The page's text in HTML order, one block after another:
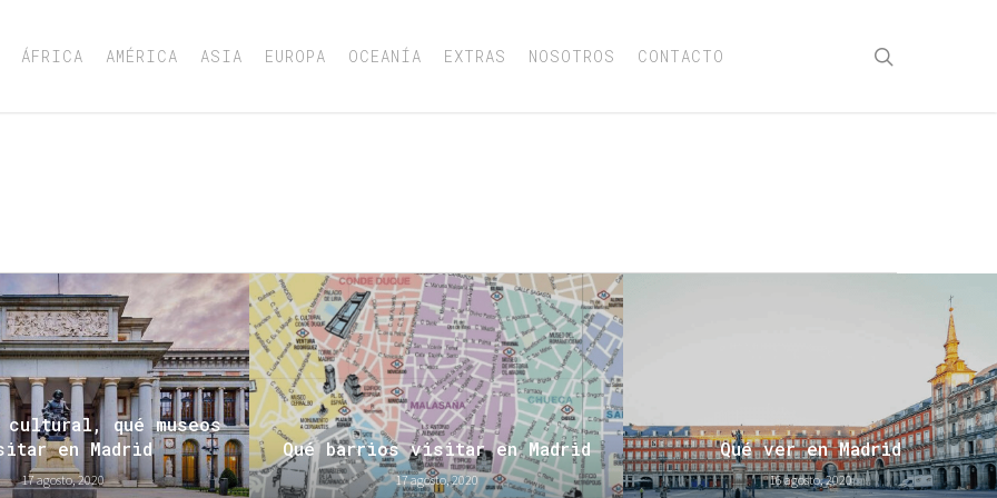
ÁFRICA AMÉRICA ASIA EUROPA OCEANÍA EXTRAS NOSOTROS CONTACTO
cultural, qué museos
en Madrid
17 agosto, 2020
Qué barrios visitar en Madrid
17 agosto, 2020
Qué ver en Madrid
16 agosto, 2020